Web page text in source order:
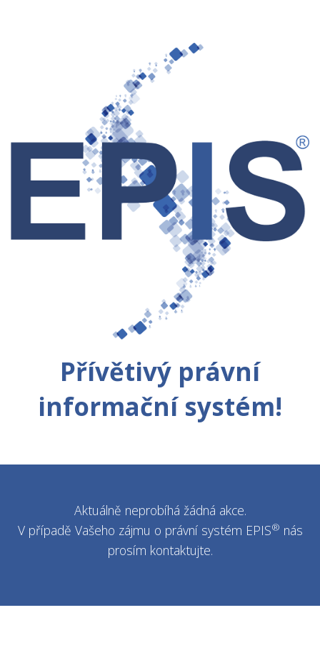
Přívětivý právní
informační systém!
Aktuálně neprobíhá žádná akce.
V případě Vašeho zájmu o právní systém EPIS® nás
prosím kontaktujte.